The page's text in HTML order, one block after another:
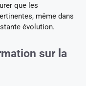
que les
même dans
évolution.
sur la